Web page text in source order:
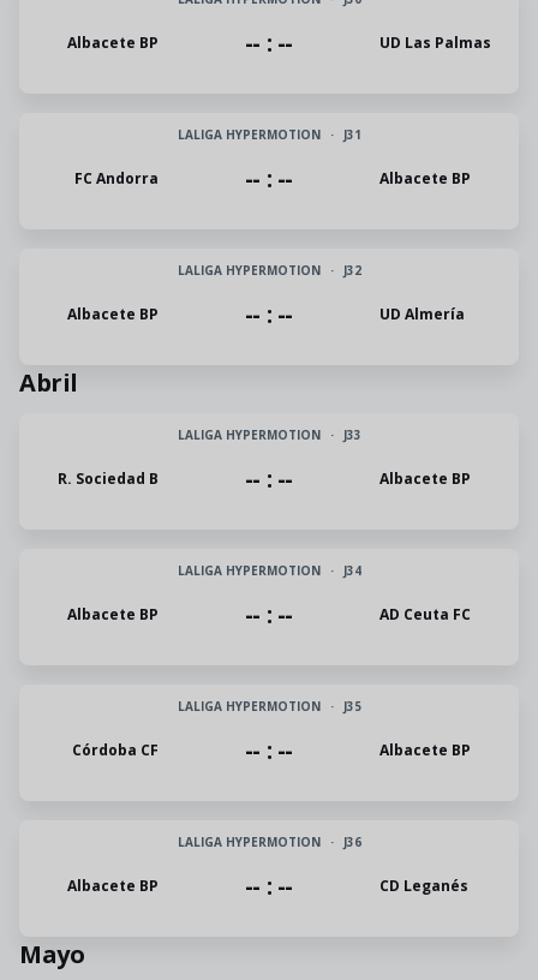
Albacete BP -- : -- UD Las Palmas
LALIGA HYPERMOTION · J31
FC Andorra -- : -- Albacete BP
LALIGA HYPERMOTION · J32
Albacete BP -- : -- UD Almería
Abril
LALIGA HYPERMOTION · J33
R. Sociedad B -- : -- Albacete BP
LALIGA HYPERMOTION · J34
Albacete BP -- : -- AD Ceuta FC
LALIGA HYPERMOTION · J35
Córdoba CF -- : -- Albacete BP
LALIGA HYPERMOTION · J36
Albacete BP -- : -- CD Leganés
Mayo